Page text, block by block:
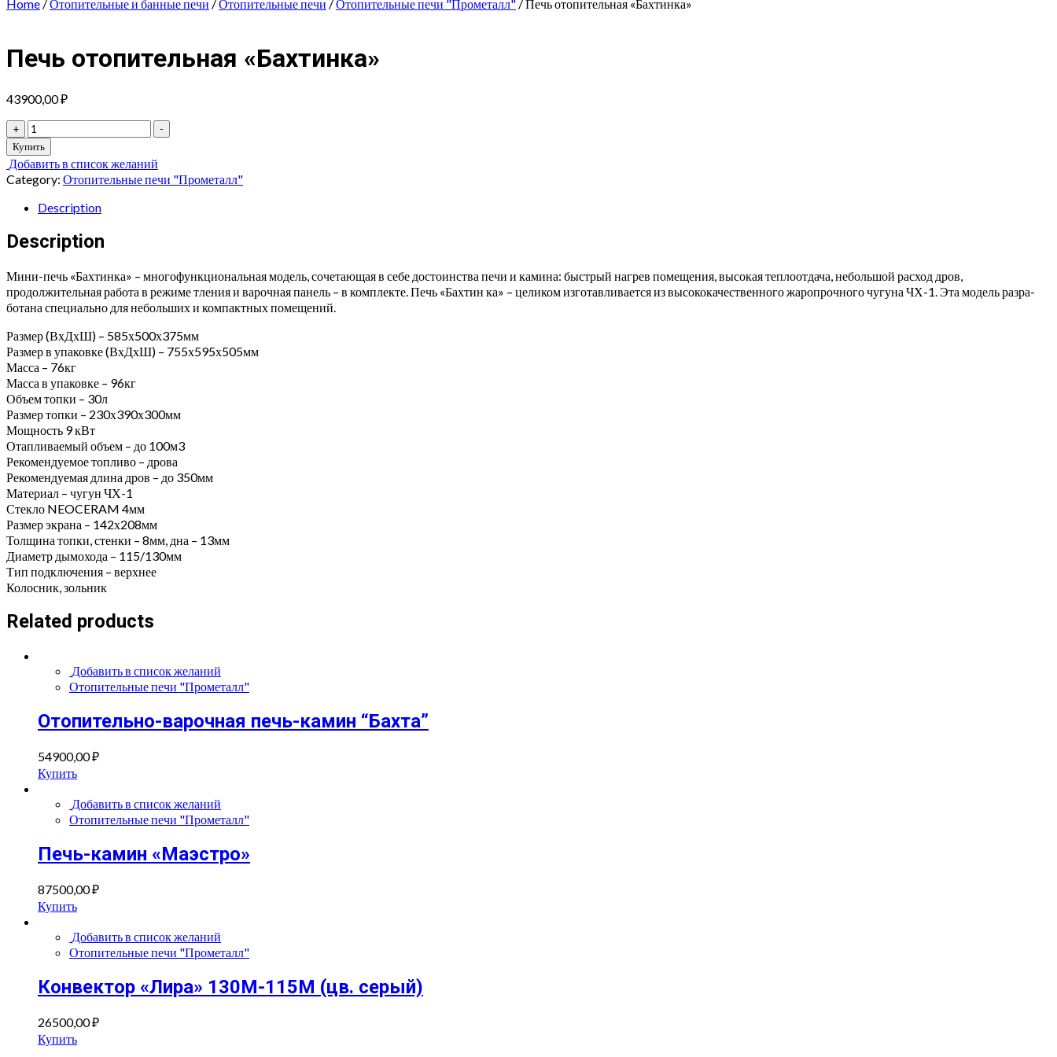
Home /Отопительные и банные печи /Отопительные печи /Отопительные печи "Прометалл" / Печь отопительная «Бахтинка»
Печь отопительная «Бахтинка»
43900,00₽
+
Печь
отопительная
«Бахтинка»
quantity
-
Купить
Добавить в список желаний
Category: Отопительные печи "Прометалл"
Description
Description
Мини-печь «Бахтинка» – многофункциональная модель, сочетающая в себе достоинства печи и камина: быстрый нагрев помещения, высокая теплоот­дача, небольшой расход дров,
продолжительная работа в режиме тления и варочная панель – в комплекте. Печь «Бахтин ка» – целиком изготавлива­ется из высококачественного жаропрочного чугуна ЧХ-1. Эта модель разра­
ботана специально для небольших и компактных помещений.
Размер (ВхДхШ) – 585х500х375мм
Размер в упаковке (ВхДхШ) – 755х595х505мм
Масса – 76кг
Масса в упаковке – 96кг
Объем топки – 30л
Размер топки – 230х390х300мм
Мощность 9 кВт
Отапливаемый объем – до 100м3
Рекомендуемое топливо – дрова
Рекомендуемая длина дров – до 350мм
Материал – чугун ЧХ-1
Стекло NEOCERAM 4мм
Размер экрана – 142х208мм
Толщина топки, стенки – 8мм, дна – 13мм
Диаметр дымохода – 115/130мм
Тип подключения – верхнее
Колосник, зольник
Related products
Добавить в список желаний
Отопительные печи "Прометалл"
Отопительно-варочная печь-камин “Бахта”
54900,00₽
Купить
Добавить в список желаний
Отопительные печи "Прометалл"
Печь-камин «Маэстро»
87500,00₽
Купить
Добавить в список желаний
Отопительные печи "Прометалл"
Конвектор «Лира» 130М-115М (цв. серый)
26500,00₽
Купить